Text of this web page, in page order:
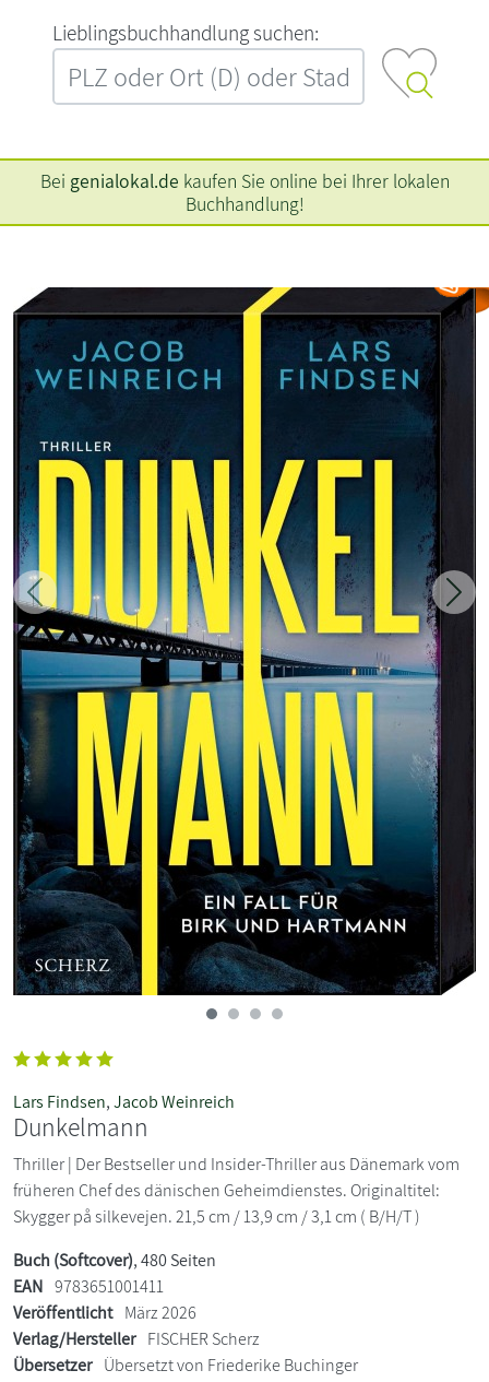
L‍i‍e‍b‍l‍i‍n‍g‍s‍b‍u‍c‍h‍h‍a‍n‍d‍l‍u‍n‍g‍ ‍s‍u‍c‍h‍e‍n‍:‍
Bei genialokal.de kaufen Sie online bei Ihrer lokalen
Buchhandlung!
Zurück
Lars Findsen,Jacob Weinreich
Dunkelmann
Thriller | Der Bestseller und Insider-Thriller aus Dänemark vom
früheren Chef des dänischen Geheimdienstes. Originaltitel:
Skygger på silkevejen. 21,5 cm / 13,9 cm / 3,1 cm ( B/H/T )
Buch (Softcover), 480 Seiten
EAN 9783651001411
Veröffentlicht März 2026
Verlag/Hersteller FISCHER Scherz
Übersetzer Übersetzt von Friederike Buchinger